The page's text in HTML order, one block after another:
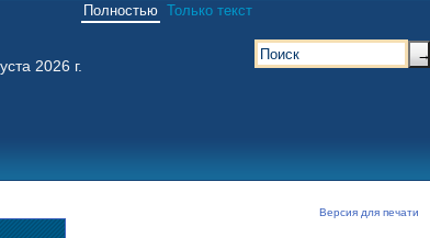
Полностью Только текст
2026 г.
→
Версия для печати